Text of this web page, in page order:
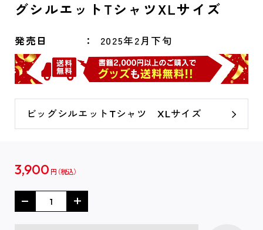
グシルエットTシャツXLサイズ
発売日 2025年2月下旬
ビッグシルエットTシャツ XLサイズ
3,900 円